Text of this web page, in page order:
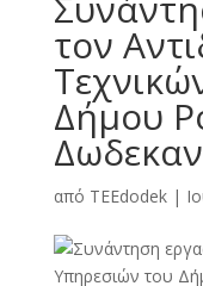
τον
Δήμου
από TEEdodek|